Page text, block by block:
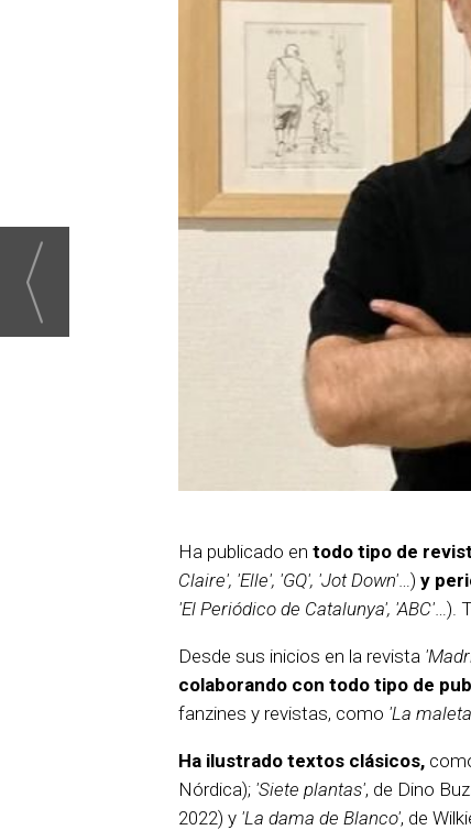
Ha publicado en todo tipo de
Claire', 'Elle', 'GQ', 'Jot Down' …) y
'El Periódico de Catalunya', 'ABC' …).
Desde sus inicios en la revista
colaborando con todo tipo de
fanzines y revistas, como 'La
Ha ilustrado textos clásicos,
Nórdica); 'Siete plantas', de Dino
2022) y 'La dama de Blanco', de